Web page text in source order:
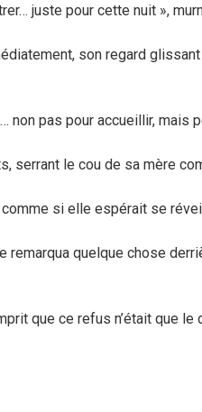
juste pour cette nuit »,
son regard
non pas pour accueillir, mais
serrant le cou de sa mère
si elle espérait se
remarqua quelque chose
que ce refus n’était que le